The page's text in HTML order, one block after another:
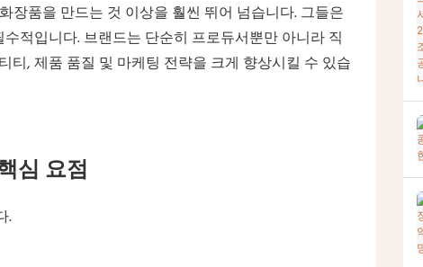
장품을 만드는 것 이상을 훨씬 뛰어 넘습니다. 그들은
적입니다. 브랜드는 단순히 프로듀서뿐만 아니라 직
, 제품 품질 및 마케팅 전략을 크게 향상시킬 수 있습
심 요점
.